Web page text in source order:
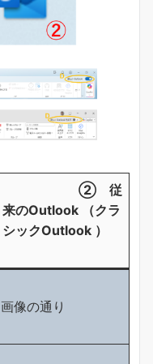
② 従
来のOutlook （クラ
シックOutlook ）
画像の通り